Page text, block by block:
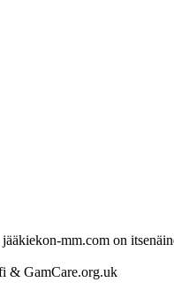
mm.com on
& GamCare.org.uk